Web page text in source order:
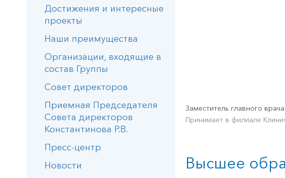
Достижения и интересные
проекты
Наши преимущества
Организации, входящие в
состав Группы
Совет директоров
Приемная Председателя
Совета директоров
Константинова Р.В.
Пресс-центр
Новости
Заместитель главного
Принимает в филиале
Высшее